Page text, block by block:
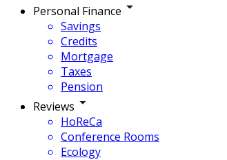
Personal Finance
Savings
Credits
Mortgage
Taxes
Pension
Reviews
HoReCa
Conference Rooms
Ecology